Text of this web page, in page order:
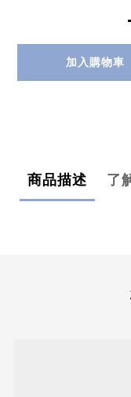
加入購物車
商品描述 了